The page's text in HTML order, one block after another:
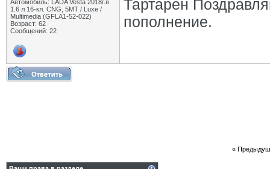
Автомобиль: LADA Vesta 2018г.в.
1.6 л 16-кл. CNG, 5МТ / Luxe /
Multimedia (GFLA1-52-022)
Возраст: 62
Сообщений: 22
Тартарен
пополнение.
«